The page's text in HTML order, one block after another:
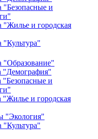
"Безопасные и
"Жилье и городская
"Культура"
"Образование"
"Демография"
"Безопасные и
"Жилье и городская
"Экология"
"Культура"